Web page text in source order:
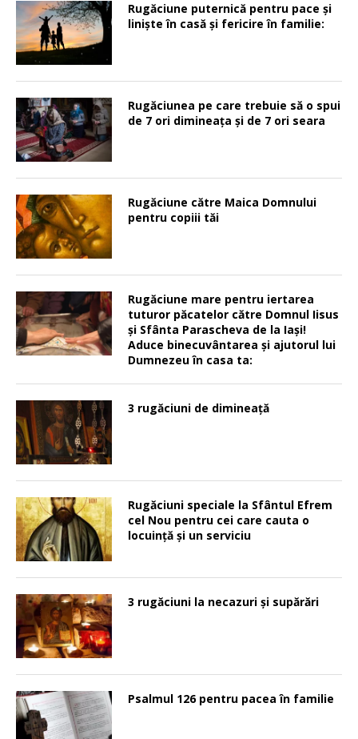
Rugăciune puternică pentru pace şi
linişte în casă şi fericire în familie:
Rugăciunea pe care trebuie să o spui
de 7 ori dimineața și de 7 ori seara
Rugăciune către Maica Domnului
pentru copiii tăi
Rugăciune mare pentru iertarea
tuturor păcatelor către Domnul Iisus
şi Sfânta Parascheva de la Iaşi!
Aduce binecuvântarea şi ajutorul lui
Dumnezeu în casa ta:
3 rugăciuni de dimineață
Rugăciuni speciale la Sfântul Efrem
cel Nou pentru cei care cauta o
locuinţă şi un serviciu
3 rugăciuni la necazuri și supărări
Psalmul 126 pentru pacea în familie